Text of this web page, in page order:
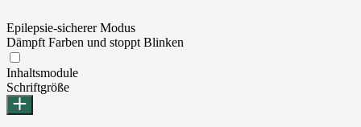
Epilepsie-sicherer Modus
Dämpft Farben und stoppt Blinken
Inhaltsmodule
Schriftgröße